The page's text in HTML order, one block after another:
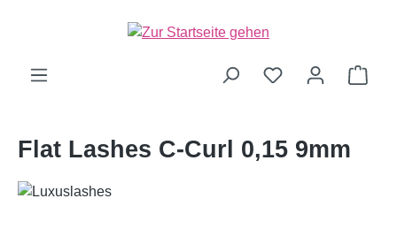
Flat Lashes C-Curl 0,15 9mm